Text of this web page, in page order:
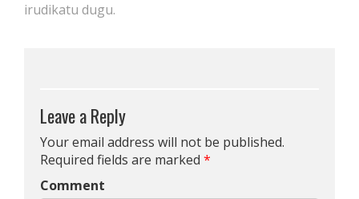
irudikatu dugu.
Leave a Reply
Your email address will not be published.
Required fields are marked *
Comment